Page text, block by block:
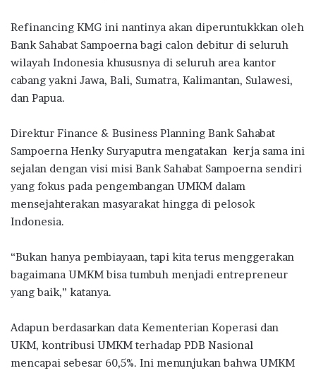
Refinancing KMG ini nantinya akan diperuntukkkan oleh
Bank Sahabat Sampoerna bagi calon debitur di seluruh
wilayah Indonesia khususnya di seluruh area kantor
cabang yakni Jawa, Bali, Sumatra, Kalimantan, Sulawesi,
dan Papua.
Direktur Finance & Business Planning Bank Sahabat
Sampoerna Henky Suryaputra mengatakan kerja sama ini
sejalan dengan visi misi Bank Sahabat Sampoerna sendiri
yang fokus pada pengembangan UMKM dalam
mensejahterakan masyarakat hingga di pelosok
Indonesia.
“Bukan hanya pembiayaan, tapi kita terus menggerakan
bagaimana UMKM bisa tumbuh menjadi entrepreneur
yang baik,” katanya.
Adapun berdasarkan data Kementerian Koperasi dan
UKM, kontribusi UMKM terhadap PDB Nasional
mencapai sebesar 60,5%. Ini menunjukan bahwa UMKM